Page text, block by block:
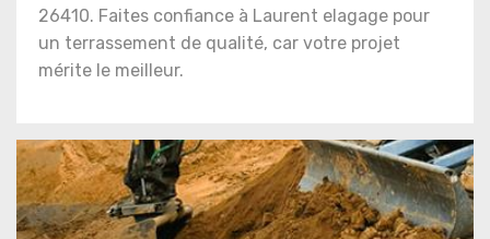
26410. Faites confiance à Laurent elagage pour
un terrassement de qualité, car votre projet
mérite le meilleur.